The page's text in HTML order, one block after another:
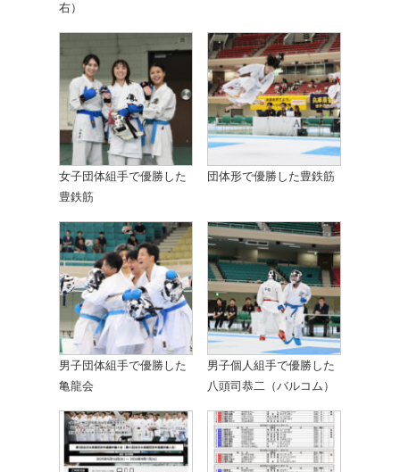
右）
女子団体組手で優勝した
豊鉄筋
団体形で優勝した豊鉄筋
男子団体組手で優勝した
亀龍会
男子個人組手で優勝した
八頭司恭二（バルコム）